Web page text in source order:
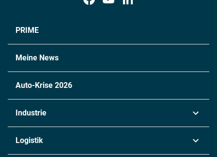
PRIME
Meine News
Auto-Krise 2026
Industrie
Logistik